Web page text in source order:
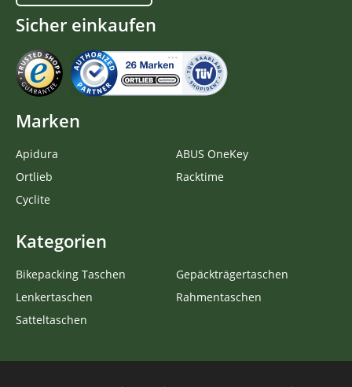
Sicher einkaufen
Marken
Apidura
Ortlieb
Cyclite
ABUS OneKey
Racktime
Kategorien
Bikepacking Taschen
Lenkertaschen
Satteltaschen
Gepäckträgertaschen
Rahmentaschen